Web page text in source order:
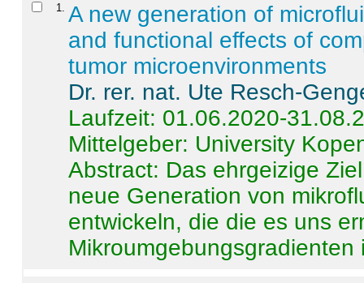
1
A new generation of
and functional effects of
tumor microenvironments
Dr. rer. nat. Ute Resch-
Laufzeit: 01.06.2020-
Mittelgeber: University
Abstract: Das ehrgeizige
neue Generation von
entwickeln, die die es uns
Mikroumgebungsgradienten